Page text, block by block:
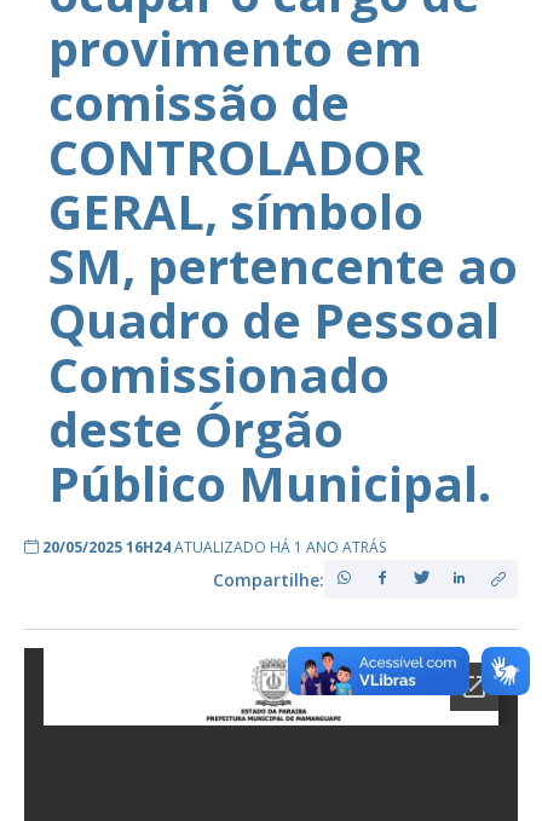
provimento em
comissão de
CONTROLADOR
GERAL, símbolo
SM, pertencente ao
Quadro de Pessoal
Comissionado
deste Órgão
Público Municipal.
20/05/2025 16H24ATUALIZADO HÁ 1 ANO ATRÁS
Compartilhe: